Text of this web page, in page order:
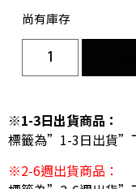
尚有庫存
※1-3日出貨商品：
標籤為”1-3日出貨”
※2-6週出貨商品：